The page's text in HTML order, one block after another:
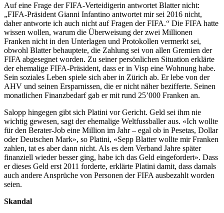
Auf eine Frage der FIFA-Verteidigerin antwortet Blatter nicht:
„FIFA-Präsident Gianni Infantino antwortet mir sei 2016 nicht,
daher antworte ich auch nicht auf Fragen der FIFA.“ Die FIFA hatte
wissen wollen, warum die Überweisung der zwei Millionen
Franken nicht in den Unterlagen und Protokollen vermerkt sei,
obwohl Blatter behauptete, die Zahlung sei von allen Gremien der
FIFA abgesegnet worden. Zu seiner persönlichen Situation erklärte
der ehemalige FIFA-Präsident, dass er in Visp eine Wohnung habe.
Sein soziales Leben spiele sich aber in Zürich ab. Er lebe von der
AHV und seinen Ersparnissen, die er nicht näher bezifferte. Seinen
monatlichen Finanzbedarf gab er mit rund 25’000 Franken an.
Salopp hingegen gibt sich Platini vor Gericht. Geld sei ihm nie
wichtig gewesen, sagt der ehemalige Weltfussballer aus. «Ich wollte
für den Berater-Job eine Million im Jahr – egal ob in Pesetas, Dollar
oder Deutschen Mark», so Platini, «Sepp Blatter wollte mir Franken
zahlen, tat es aber dann nicht. Als es dem Verband Jahre später
finanziell wieder besser ging, habe ich das Geld eingefordert». Dass
er dieses Geld erst 2011 forderte, erklärte Platini damit, dass damals
auch andere Ansprüche von Personen der FIFA ausbezahlt worden
seien.
Skandal